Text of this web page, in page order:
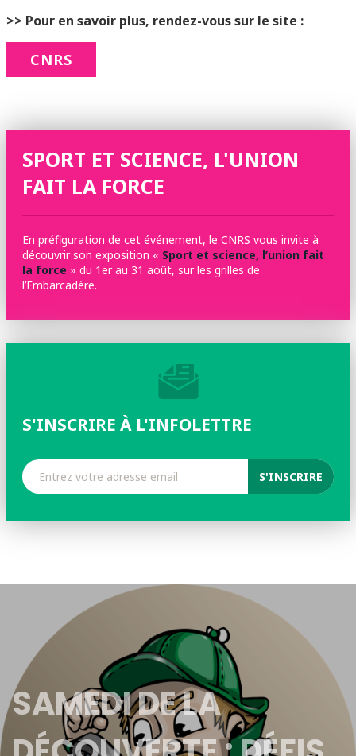
>> Pour en savoir plus, rendez-vous sur le site :
CNRS
SPORT ET SCIENCE, L'UNION
FAIT LA FORCE
En préfiguration de cet événement, le CNRS vous invite à
découvrir son exposition « Sport et science, l’union fait
la force » du 1er au 31 août, sur les grilles de
l’Embarcadère.
S'INSCRIRE À L'INFOLETTRE
SAMEDI DE LA